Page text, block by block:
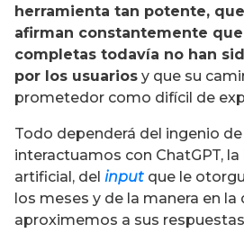
herramienta tan potente,
afirman constantemente
completas todavía no han
por los usuarios y que su
prometedor como difícil de
Todo dependerá del ingenio
interactuamos con ChatGPT,
artificial, del input que le
los meses y de la manera en la
aproximemos a sus